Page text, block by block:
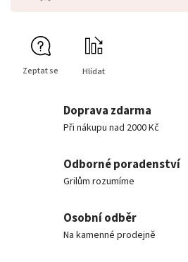
Zeptat se Hlídat
Doprava zdarma
Při nákupu nad 2000 Kč
Odborné poradenství
Grilům rozumíme
Osobní odběr
Na kamenné prodejně